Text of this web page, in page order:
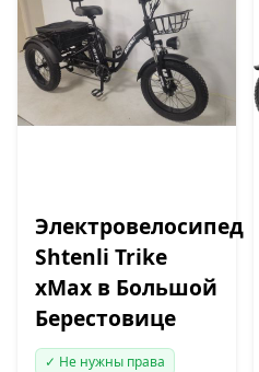
Электровелосипед
Shtenli Trike
xMax в Большой
Берестовице
✓ Не нужны права